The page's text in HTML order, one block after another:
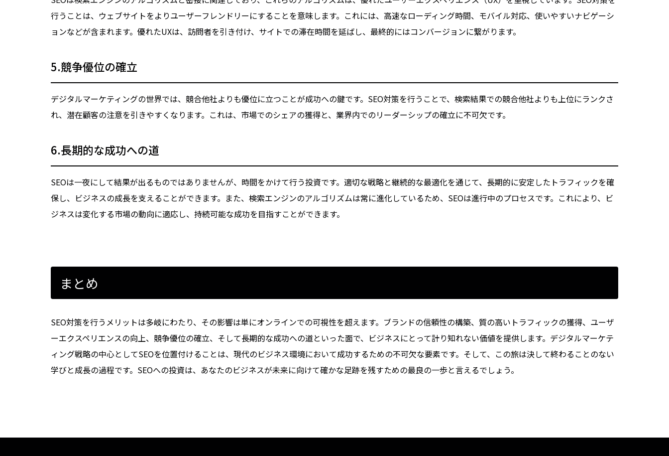
行うことは、ウェブサイトをよりユーザーフレンドリーにすることを意味します。これには、高速なローディング時間、モバイル対応、使いやすいナビゲーシ
ョンなどが含まれます。優れたUXは、訪問者を引き付け、サイトでの滞在時間を延ばし、最終的にはコンバージョンに繋がります。
5.競争優位の確立
デジタルマーケティングの世界では、競合他社よりも優位に立つことが成功への鍵です。SEO対策を行うことで、検索結果での競合他社よりも上位にランクさ
れ、潜在顧客の注意を引きやすくなります。これは、市場でのシェアの獲得と、業界内でのリーダーシップの確立に不可欠です。
6.長期的な成功への道
SEOは一夜にして結果が出るものではありませんが、時間をかけて行う投資です。適切な戦略と継続的な最適化を通じて、長期的に安定したトラフィックを確
保し、ビジネスの成長を支えることができます。また、検索エンジンのアルゴリズムは常に進化しているため、SEOは進行中のプロセスです。これにより、ビ
ジネスは変化する市場の動向に適応し、持続可能な成功を目指すことができます。
まとめ
SEO対策を行うメリットは多岐にわたり、その影響は単にオンラインでの可視性を超えます。ブランドの信頼性の構築、質の高いトラフィックの獲得、ユーザ
ーエクスペリエンスの向上、競争優位の確立、そして長期的な成功への道といった面で、ビジネスにとって計り知れない価値を提供します。デジタルマーケテ
ィング戦略の中心としてSEOを位置付けることは、現代のビジネス環境において成功するための不可欠な要素です。そして、この旅は決して終わることのない
学びと成長の過程です。SEOへの投資は、あなたのビジネスが未来に向けて確かな足跡を残すための最良の一歩と言えるでしょう。